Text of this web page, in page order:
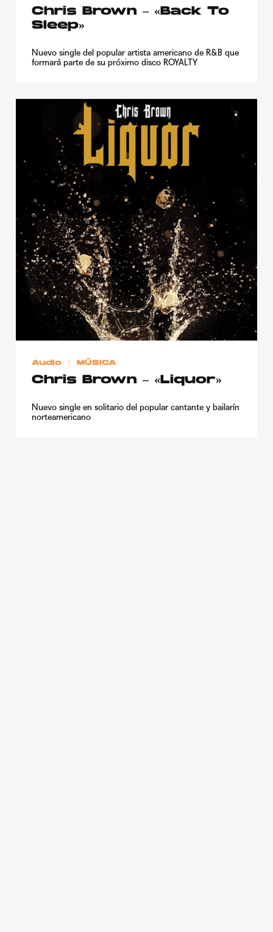
Chris Brown – «Back To
Sleep»
Nuevo single del popular artista americano de R&B que
formará parte de su próximo disco ROYALTY
Audio MÚSICA
Chris Brown – «Liquor»
Nuevo single en solitario del popular cantante y bailarín
norteamericano